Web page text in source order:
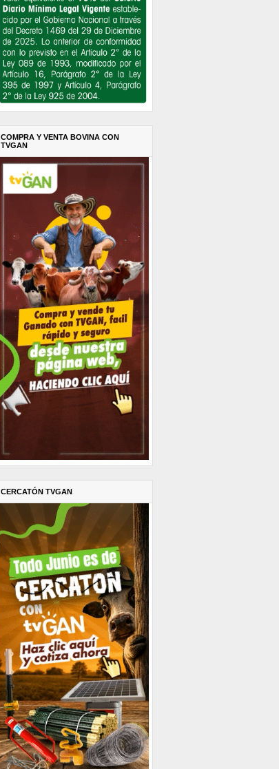
COMPRA Y VENTA BOVINA CON
TVGAN
CERCATÓN TVGAN